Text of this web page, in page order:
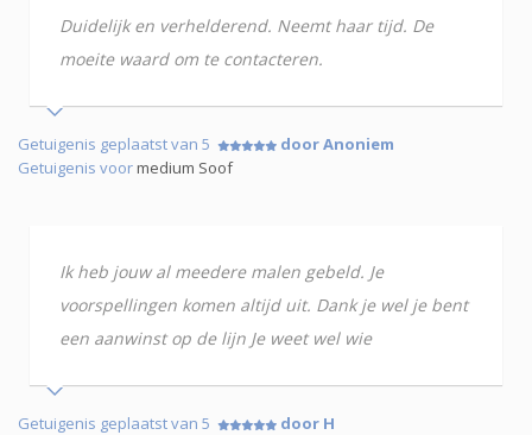
Duidelijk en verhelderend. Neemt haar tijd. De
moeite waard om te contacteren.
Getuigenis geplaatst van 5
door Anoniem
Getuigenis voormedium Soof
Ik heb jouw al meedere malen gebeld. Je
voorspellingen komen altijd uit. Dank je wel je bent
een aanwinst op de lijn Je weet wel wie
Getuigenis geplaatst van 5
door H